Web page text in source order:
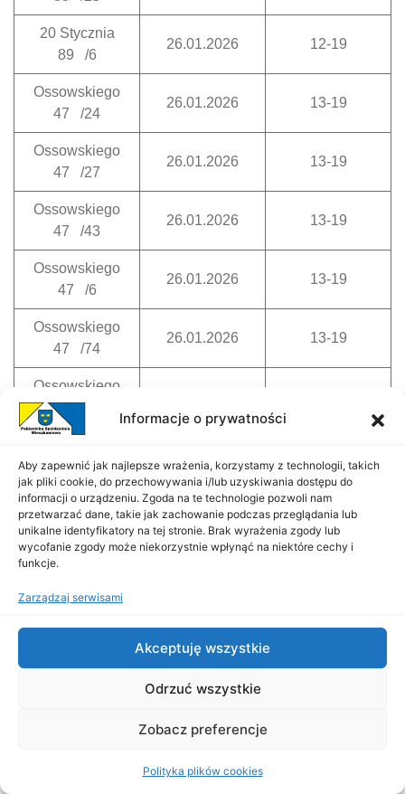
Informacje o prywatności
Aby zapewnić jak najlepsze wrażenia, korzystamy z technologii, takich
jak pliki cookie, do przechowywania i/lub uzyskiwania dostępu do
informacji o urządzeniu. Zgoda na te technologie pozwoli nam
przetwarzać dane, takie jak zachowanie podczas przeglądania lub
unikalne identyfikatory na tej stronie. Brak wyrażenia zgody lub
wycofanie zgody może niekorzystnie wpłynąć na niektóre cechy i
funkcje.
Zarządzaj serwisami
Akceptuję wszystkie
Odrzuć wszystkie
Zobacz preferencje
Polityka plików cookies
20 Stycznia
89 /6
26.01.2026 12-19
Ossowskiego
47 /24
26.01.2026 13-19
Ossowskiego
47 /27
26.01.2026 13-19
Ossowskiego
47 /43
26.01.2026 13-19
Ossowskiego
47 /6
26.01.2026 13-19
Ossowskiego
47 /74
26.01.2026 13-19
Ossowskiego
47 /80
Podleśna 5 /2 26.01.2026 13-19
Podleśna 5 /23 26.01.2026 13-19
Podleśna 5 /33 26.01.2026 13-19
Podleśna 5 /37
Podleśna 5 /38 26.01.2026 13-19
Podleśna 5 /5 26.01.2026 13-19
26.01.2026
26.01.2026